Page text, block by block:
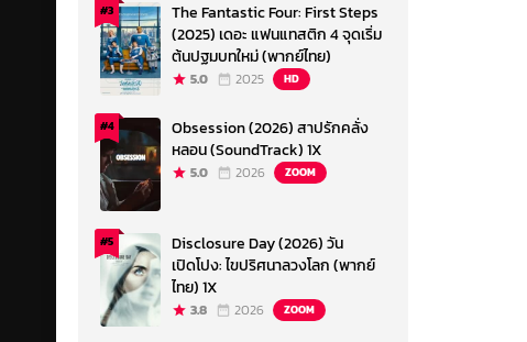
#3
The Fantastic Four: First Steps
(2025) เดอะ แฟนแทสติก 4 จุดเริ่ม
ต้นปฐมบทใหม่ (พากย์ไทย)
5.0 2025 HD
#4
Obsession (2026) สาปรักคลั่ง
หลอน (SoundTrack) 1X
5.0 2026 ZOOM
#5
Disclosure Day (2026) วัน
เปิดโปง: ไขปริศนาลวงโลก (พากย์
ไทย) 1X
3.8 2026 ZOOM